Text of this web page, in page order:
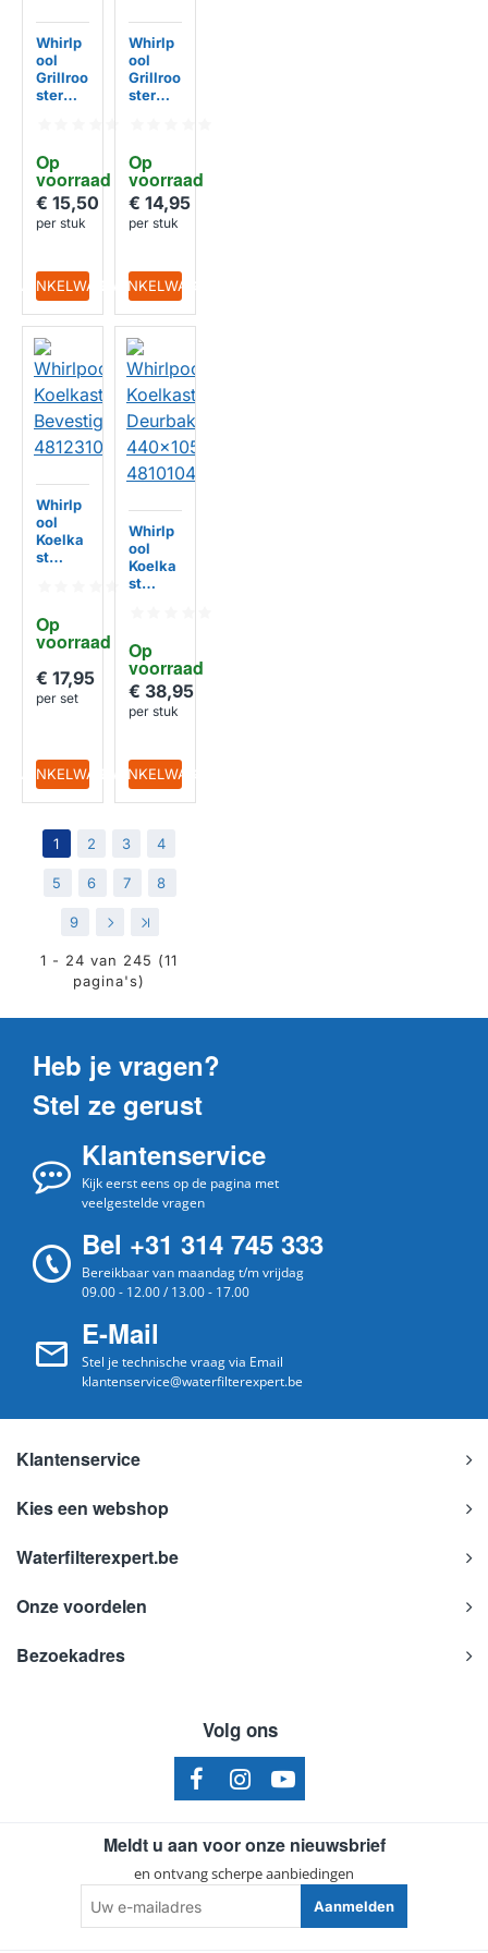
Op
voorraad
Whirlp
ool
Grillroo
ster
481010
518218
€ 15,50
per stuk
IN WINKELWAGEN
Op
voorraad
Whirlp
ool
Grillroo
ster
C0072
9819
€ 14,95
per stuk
IN WINKELWAGEN
Op
voorraad
Whirlp
ool
Koelka
st
481231
019131
€ 17,95
per set
IN WINKELWAGEN
Op
voorraad
Whirlp
ool
Koelka
st
05mm
481010
47696
0
€ 38,95
per stuk
IN WINKELWAGEN
1 2 3 4
5 6 7 8
9 > >|
1 - 24 van 245 (11
pagina's)
Heb je vragen?
Stel ze gerust
Klantenservice
Kijk eerst eens op de pagina met
veelgestelde vragen
Bel +31 314 745 333
Bereikbaar van maandag t/m vrijdag
09.00 - 12.00 / 13.00 - 17.00
E-Mail
Stel je technische vraag via Email
klantenservice@waterfilterexpert.be
Klantenservice
Kies een webshop
Waterfilterexpert.be
Onze voordelen
Bezoekadres
Volg ons
Meldt u aan voor onze nieuwsbrief
en ontvang scherpe aanbiedingen
e-
mailadres
Aanmelden